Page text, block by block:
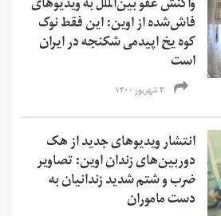
فاش‌شده از اوین: این فقط نوک
کوه یخ اپیدمی شکنجه در ایران
است
۳ شهریور ۱۴۰۰
انتشار ویدیوهای جدید از هک
دوربین‌های زندان اوین: تصاویر
ضرب و شتم شدید زندانیان به
دست ماموران